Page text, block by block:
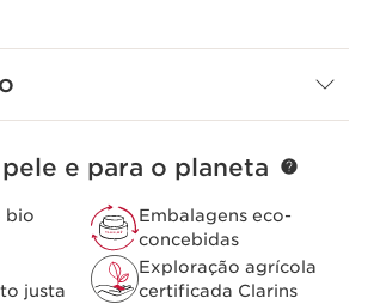
de Plantago Lanceolatacom o
a redução de tecido adiposo
envelhecidos. Os contornos
a harmonia dos volumes é
CONTEÚDOe para o planeta
bio
Embalagens eco-
concebidas
justa
Exploração agrícola
certificada Clarins